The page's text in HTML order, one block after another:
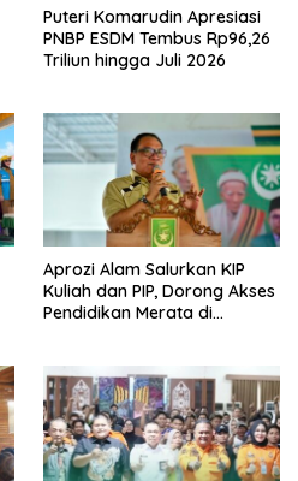
Puteri Komarudin Apresiasi
PNBP ESDM Tembus Rp96,26
Triliun hingga Juli 2026
Aprozi Alam Salurkan KIP
Kuliah dan PIP, Dorong Akses
Pendidikan Merata di